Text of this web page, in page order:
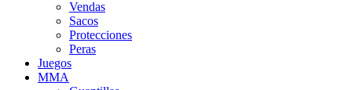
Vendas
Sacos
Protecciones
Peras
Juegos
MMA